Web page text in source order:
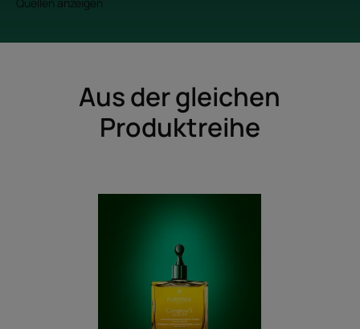
Aus der gleichen
Produktreihe
Complexe
5
–
Stimulierendes
Konzentrat